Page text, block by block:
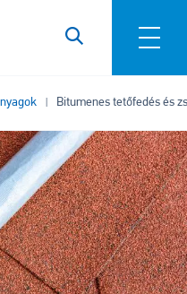
Bitumenes tetőfedés és